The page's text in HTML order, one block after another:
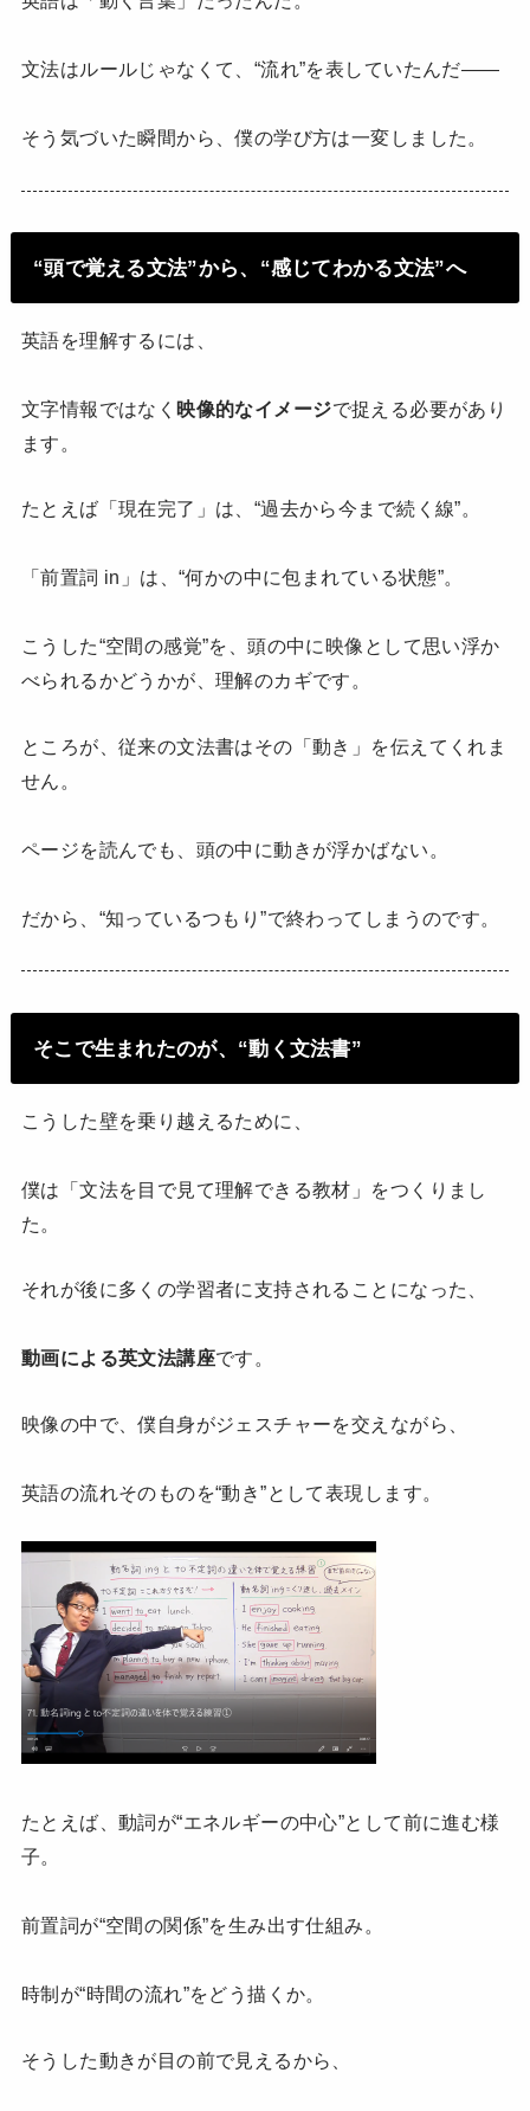
文法はルールじゃなくて、“流れ”を表していたんだ——
そう気づいた瞬間から、僕の学び方は一変しました。
“頭で覚える文法”から、“感じてわかる文法”へ
英語を理解するには、
文字情報ではなく 映像的なイメージで捉える必要があり
ます。
たとえば「現在完了」は、“過去から今まで続く線”。
「前置詞 in」は、“何かの中に包まれている状態”。
こうした“空間の感覚”を、頭の中に映像として思い浮か
べられるかどうかが、理解のカギです。
ところが、従来の文法書はその「動き」を伝えてくれま
せん。
ページを読んでも、頭の中に動きが浮かばない。
だから、“知っているつもり”で終わってしまうのです。
そこで生まれたのが、“動く文法書”
こうした壁を乗り越えるために、
僕は「文法を目で見て理解できる教材」をつくりまし
た。
それが後に多くの学習者に支持されることになった、
動画による英文法講座です。
映像の中で、僕自身がジェスチャーを交えながら、
英語の流れそのものを“動き”として表現します。
たとえば、動詞が“エネルギーの中心”として前に進む様
子。
前置詞が“空間の関係”を生み出す仕組み。
時制が“時間の流れ”をどう描くか。
そうした動きが目の前で見えるから、